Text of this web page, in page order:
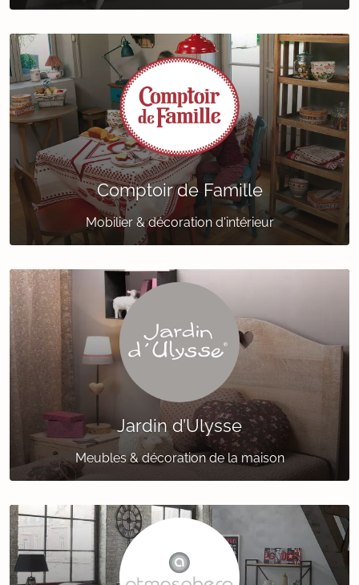
Comptoir de Famille
Mobilier & décoration d'intérieur
Jardin d’Ulysse
Meubles & décoration de la maison